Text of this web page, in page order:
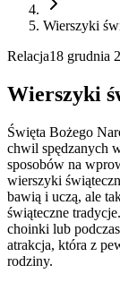
Wierszyki
Relacja18 grudnia
Wierszyki
Święta Bożego
chwil spędzanych
sposobów na
wierszyki
bawią i uczą, ale
świąteczne
choinki lub
atrakcja, która z
rodziny.